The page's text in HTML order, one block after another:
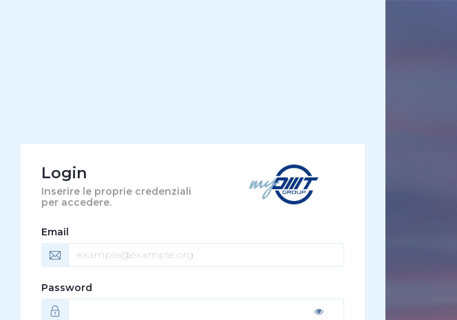
Login
Inserire le proprie credenziali
per accedere.
Email
Password